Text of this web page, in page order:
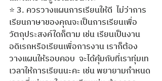
⭐️ 3. ควรวางแผนการเรียนให้ดี  ไม่ว่าการ
เรียนภาษาของคุณจะเป็นการเรียนเพื่อ
วัตถุประสงค์ใดก็ตาม เช่น เรียนเป็นงาน
อดิเรกหรือเรียนเพื่อการงาน เราก็ต้อง
วางแผนให้รอบคอบ  จะได้คุ้มกับที่เราทุ่มเท
เวลาให้การเรียนนะคะ เช่น พยายามกำหนด